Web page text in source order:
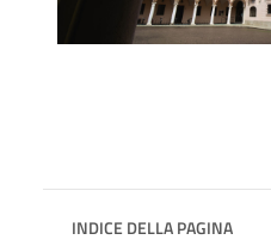
INDICE DELLA PAGINA